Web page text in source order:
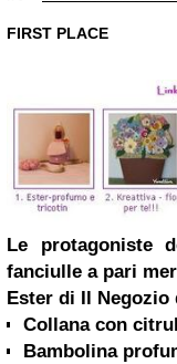
FIRST PLACE
Le protagoniste
fanciulle a pari
Ester di Il Negozio
Collana con
Bambolina